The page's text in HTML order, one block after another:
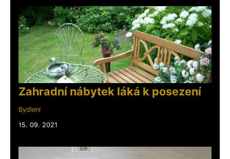
Zahradní nábytek láká k posezení
Bydlení
15. 09. 2021